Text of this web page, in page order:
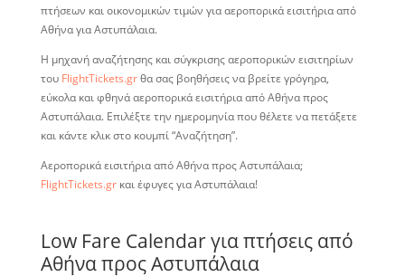
πτήσεων και οικονομικών τιμών για αεροπορικά εισιτήρια από
Αθήνα για Αστυπάλαια.
Η μηχανή αναζήτησης και σύγκρισης αεροπορικών εισιτηρίων
του FlightTickets.grθα σας βοηθήσεις να βρείτε γρόγηρα,
εύκολα και φθηνά αεροπορικά εισιτήρια από Αθήνα προς
Αστυπάλαια. Επιλέξτε την ημερομηνία που θέλετε να πετάξετε
και κάντε κλικ στο κουμπί “Αναζήτηση”.
Αεροπορικά εισιτήρια από Αθήνα προς Αστυπάλαια;
FlightTickets.grκαι έφυγες για Αστυπάλαια!
Low Fare Calendar για πτήσεις από
Αθήνα προς Αστυπάλαια